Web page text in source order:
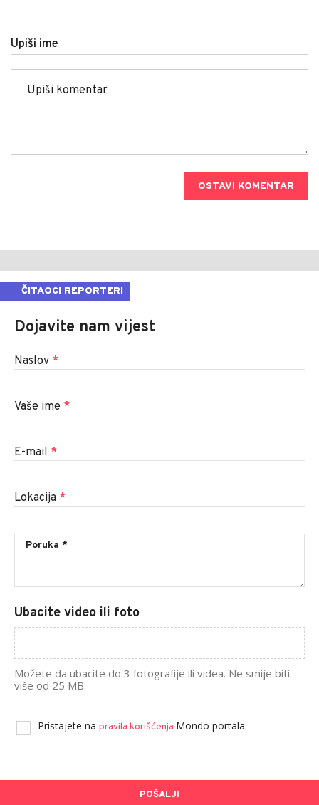
Upiši ime
OSTAVI KOMENTAR
ČITAOCI REPORTERI
Dojavite nam vijest
Naslov *
Vaše ime *
E-mail *
Lokacija *
Ubacite video ili foto
Možete da ubacite do 3 fotografije ili videa. Ne smije biti
više od 25 MB.
Pristajete na pravila korišćenja Mondo portala.
POŠALJI